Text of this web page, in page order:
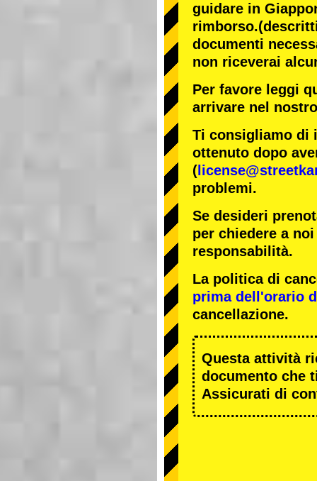
guidare in
rimborso.
documenti
non riceverai
Per favore leggi
arrivare nel
Ti consigliamo di
ottenuto dopo
(
problemi.
Se desideri
per chiedere a
responsabilità.
La politica di
prima dell'orario
cancellazione.
Questa attività
documento che
Assicurati di